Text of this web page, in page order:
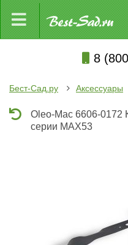
8
Бест-Сад.ру Аксессуары
Oleo-Mac 6606-0172
серии MAX53